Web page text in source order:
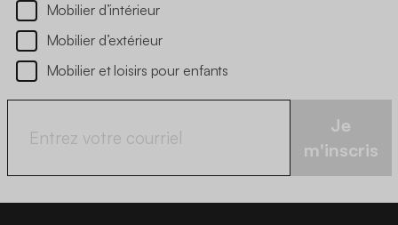
Mobilier d’intérieur
Mobilier d’extérieur
Mobilier et loisirs pour enfants
Je
m'inscris